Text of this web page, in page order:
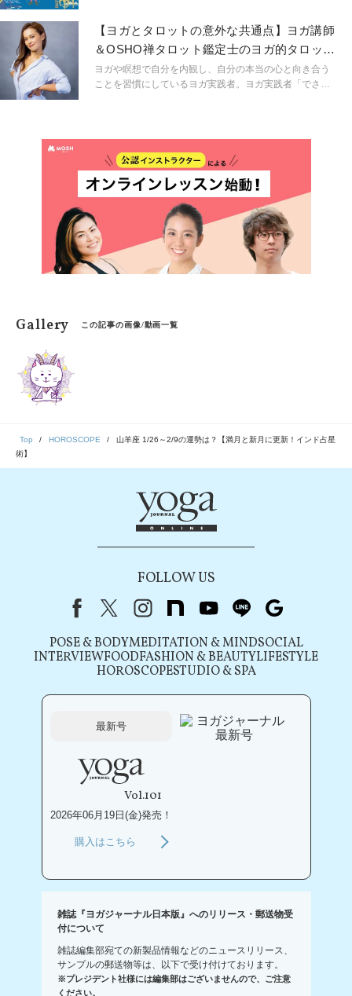
【ヨガとタロットの意外な共通点】ヨガ講師
＆OSHO禅タロット鑑定士のヨガ的タロット
活用術とは？
ヨガや瞑想で自分を内観し、自分の本当の心と向き合う
ことを習慣にしているヨガ実践者。ヨガ実践者「でさ
てしまうことは少なくありません。そんな迷えるヨギ
ー・ヨギーニに向けて、自分の心と向き合うこと、そし
て自分を知ってくことを、ヨガと占いという２つのツー
ルを活用して伝えているIKUMIさんにお話を伺いまし
た。
Gallery この記事の画像/動画一覧
Top HOROSCOPE
山羊座 1/26～2/9の運勢は？【満月と新月に更新！インド占星
術】
FOLLOW US
FacebookX（旧Twitter）
instagram
note youtubeline
POSE & BODYMEDITATION & MINDSOCIAL
INTERVIEWFOODFASHION & BEAUTYLIFESTYLE
HOROSCOPESTUDIO & SPA
最新号
Vol.101
2026年06月19日(金)発売！
購入はこちら
雑誌『ヨガジャーナル日本版』へのリリース・郵送物受
付について
雑誌編集部宛ての新製品情報などのニュースリリース、
サンプルの郵送物等は、以下で受け付けております。
※プレジデント社様には編集部はございませんので、ご注意
ください。